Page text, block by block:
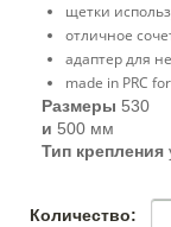
щетки
отличное
адаптер для
made in PRC
Размеры 530
и 500 мм
Тип крепления
Количество: